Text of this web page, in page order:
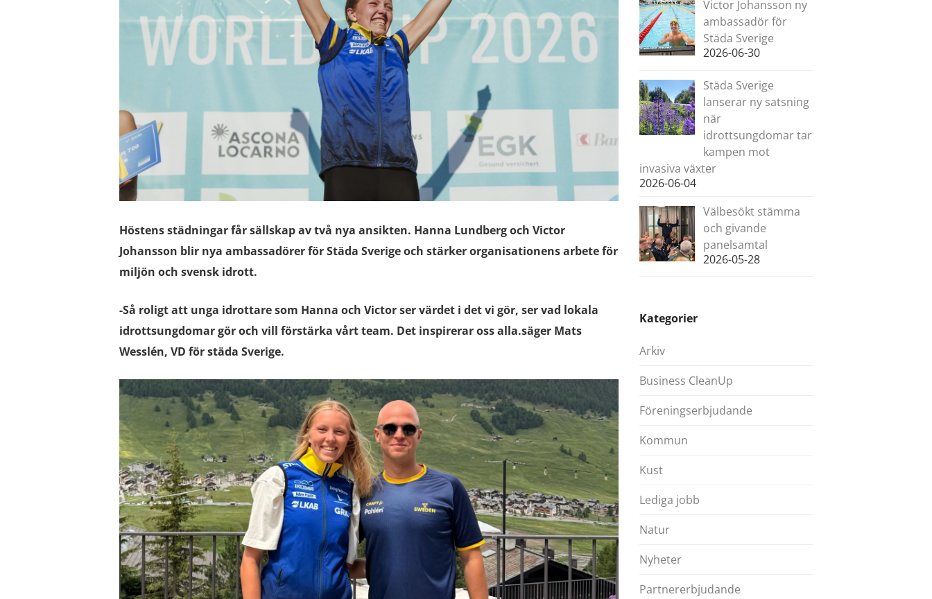
Höstens städningar får sällskap av två nya ansikten. Hanna Lundberg och Victor
Johansson blir nya ambassadörer för Städa Sverige och stärker organisationens arbete för
miljön och svensk idrott.
-Så roligt att unga idrottare som Hanna och Victor ser värdet i det vi gör, ser vad lokala
idrottsungdomar gör och vill förstärka vårt team. Det inspirerar oss alla.säger Mats
Wesslén, VD för städa Sverige.
Victor Johansson ny
ambassadör för
Städa Sverige
2026-06-30
Städa Sverige
lanserar ny satsning
när
idrottsungdomar tar
kampen mot
invasiva växter
2026-06-04
Välbesökt stämma
och givande
panelsamtal
2026-05-28
Kategorier
Arkiv
Business CleanUp
Föreningserbjudande
Kommun
Kust
Lediga jobb
Natur
Nyheter
Partnererbjudande